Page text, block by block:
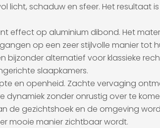
licht, schaduw en sfeer. Het resultaat
effect op aluminium dibond. Het
op een zeer stijlvolle manier tot
alternatief voor klassieke
slaapkamers.
en openheid. Zachte vervaging
dynamiek zonder onrustig over te
de gezichtshoek en de omgeving
mooie manier zichtbaar wordt.